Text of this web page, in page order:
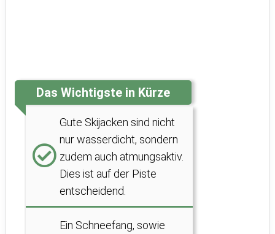
Das Wichtigste in Kürze
Gute Skijacken sind nicht
nur wasserdicht, sondern
zudem auch atmungsaktiv.
Dies ist auf der Piste
entscheidend.
Ein Schneefang, sowie